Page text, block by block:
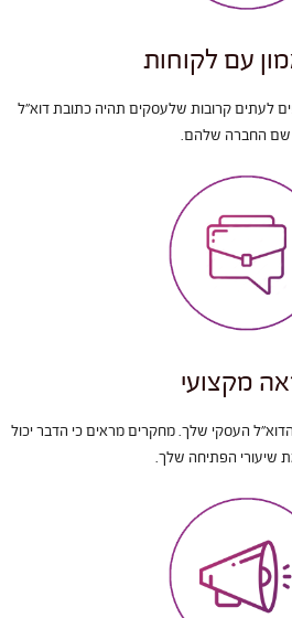
עם לקוחות
לעתים קרובות שלעסקים תהיה כתובת דוא"ל
החברה שלהם.
מקצועי
הדוא"ל העסקי שלך. מחקרים מראים כי הדבר יכול
שיעורי הפתיחה שלך.